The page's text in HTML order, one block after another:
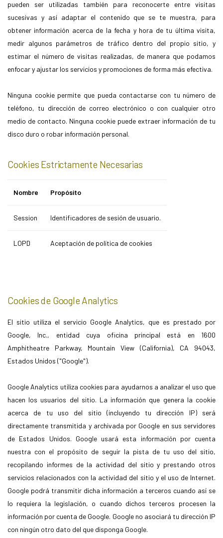
pueden ser utilizadas también para reconocerte entre visitas
sucesivas y así adaptar el contenido que se te muestra, para
obtener información acerca de la fecha y hora de tu última visita,
medir algunos parámetros de tráfico dentro del propio sitio, y
estimar el número de visitas realizadas, de manera que podamos
enfocar y ajustar los servicios y promociones de forma más efectiva.
Ninguna cookie permite que pueda contactarse con tu número de
teléfono, tu dirección de correo electrónico o con cualquier otro
medio de contacto. Ninguna cookie puede extraer información de tu
disco duro o robar información personal.
Cookies Estrictamente Necesarias
Nombre Propósito
Session Identificadores de sesión de usuario.
LOPD Aceptación de política de cookies
Cookies de Google Analytics
El sitio utiliza el servicio Google Analytics, que es prestado por
Google, Inc., entidad cuya oficina principal está en 1600
Amphitheatre Parkway, Mountain View (California), CA 94043,
Estados Unidos ("Google").
Google Analytics utiliza cookies para ayudarnos a analizar el uso que
hacen los usuarios del sitio. La información que genera la cookie
acerca de tu uso del sitio (incluyendo tu dirección IP) será
directamente transmitida y archivada por Google en sus servidores
de Estados Unidos. Google usará esta información por cuenta
nuestra con el propósito de seguir la pista de tu uso del sitio,
recopilando informes de la actividad del sitio y prestando otros
servicios relacionados con la actividad del sitio y el uso de Internet.
Google podrá transmitir dicha información a terceros cuando así se
lo requiera la legislación, o cuando dichos terceros procesen la
información por cuenta de Google. Google no asociará tu dirección IP
con ningún otro dato del que disponga Google.